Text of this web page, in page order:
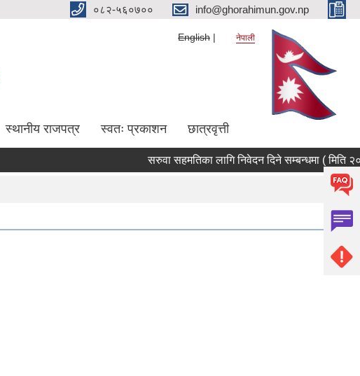
०८२-५६०७०० info@ghorahimun.gov.np
English नेपाली
स्थानीय राजपत्र स्वतः प्रकाशन छात्रवृत्ती
सरुवा सहमतिका लागि निवेदन दिने सम्बन्धमा ( मिति